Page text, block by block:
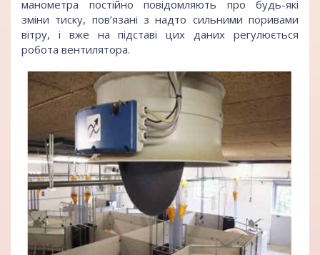
манометра постійно повідомляють про будь-які
зміни тиску, пов’язані з надто сильними поривами
вітру, і вже на підставі цих даних регулюється
робота вентилятора.